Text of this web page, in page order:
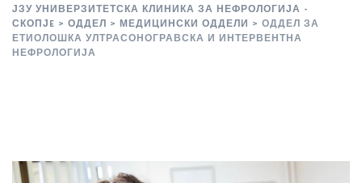
ЈЗУ УНИВЕРЗИТЕТСКА КЛИНИКА ЗА НЕФРОЛОГИЈА -
СКОПЈE > ОДДЕЛ > МЕДИЦИНСКИ ОДДЕЛИ > ОДДЕЛ ЗА
ЕТИОЛОШКА УЛТРАСОНОГРАВСКА И ИНТЕРВЕНТНА
НЕФРОЛОГИЈА